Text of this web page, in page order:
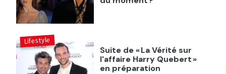
Suite de « La Vérité sur
l'affaire Harry Quebert »
en préparation
Lifestyle